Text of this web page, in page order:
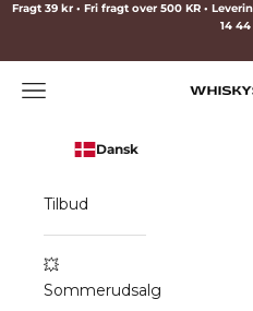
Spring til indhold
Fragt 39 kr • Fri fragt over 500 KR •
14
Menu
Dansk
Tilbud
💥
Sommerudsalg